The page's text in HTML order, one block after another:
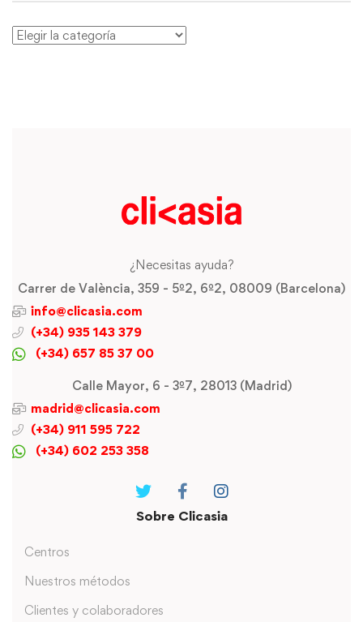
¿Necesitas ayuda?
Carrer de València, 359 - 5º2, 6º2, 08009 (Barcelona)
info@clicasia.com
(+34) 935 143 379
(+34) 657 85 37 00
Calle Mayor, 6 - 3º7, 28013 (Madrid)
madrid@clicasia.com
(+34) 911 595 722
(+34) 602 253 358
Sobre Clicasia
Centros
Nuestros métodos
Clientes y colaboradores